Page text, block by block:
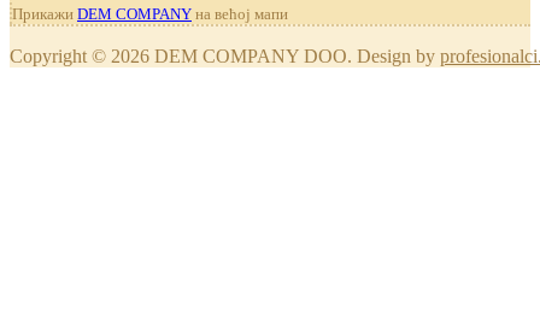
Прикажи DEM COMPANY на већој мапи
Copyright © 2026 DEM COMPANY DOO. Design by